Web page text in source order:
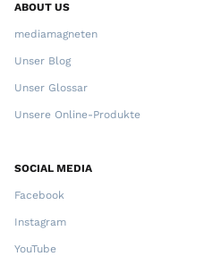
ABOUT US
mediamagneten
Unser Blog
Unser Glossar
Unsere Online-Produkte
SOCIAL MEDIA
Facebook
Instagram
YouTube